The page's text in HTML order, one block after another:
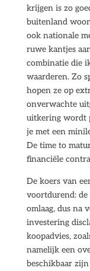
krijgen is zo
buitenland
ook nationale
ruwe kantjes
combinatie die
waarderen. Zo
hopen ze op
onverwachte
uitkering wordt
je met een
De time to
financiële
De koers van
voortdurend:
omlaag, dus na
investering
koopadvies,
namelijk een
beschikbaar